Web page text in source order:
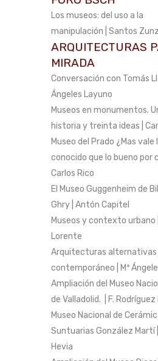
Los museos: del uso a la
manipulación | Santos
ARQUITECTURAS
MIRADA
Conversación con Tomás
Ángeles Layuno
Museos en monumentos.
historia y treinta ideas |
Museo del Prado ¿Mas vale
conocido que lo bueno por
Carlos Rico
El Museo Guggenheim de
Ghry | Antón Capitel
Museos y contexto urbano
Lorente
Arquitecturas alternativas
contemporáneo | Mª
Ampliación del Museo
de Valladolid. | F.
Museo Nacional de
Suntuarias González Martí
Hevia